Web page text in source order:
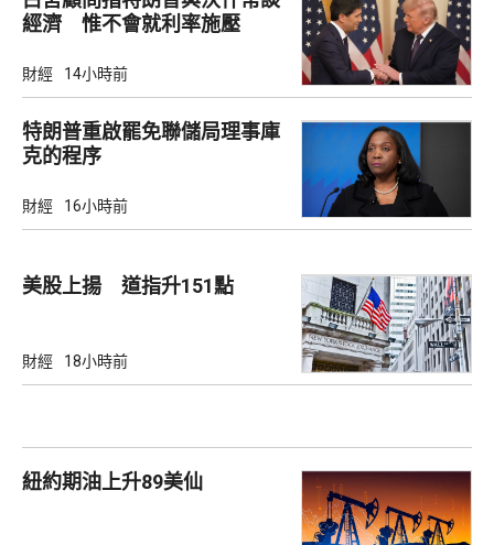
經濟 惟不會就利率施壓
財經 14小時前
特朗普重啟罷免聯儲局理事庫
克的程序
財經 16小時前
美股上揚 道指升151點
財經 18小時前
紐約期油上升89美仙